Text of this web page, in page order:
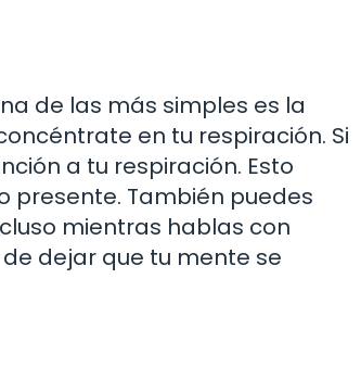
de las más simples es la
en tu respiración. Si
a tu respiración. Esto
También puedes
mientras hablas con
dejar que tu mente se